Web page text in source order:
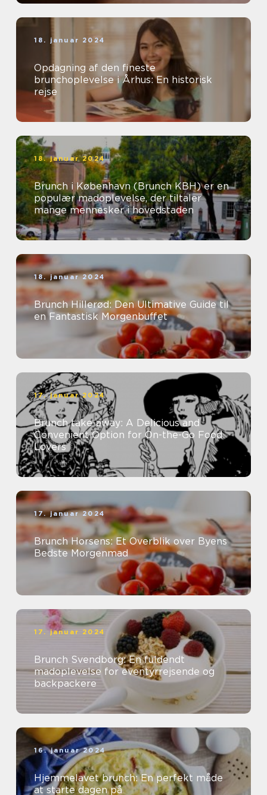
18. januar 2024
Opdagning af den fineste
brunchoplevelse i Århus: En historisk
rejse
18. januar 2024
Brunch i København (Brunch KBH) er en
populær madoplevelse, der tiltaler
mange mennesker i hovedstaden
18. januar 2024
Brunch Hillerød: Den Ultimative Guide til
en Fantastisk Morgenbuffet
17. januar 2024
Brunch take-away: A Delicious and
Convenient Option for On-the-Go Food
Lovers
17. januar 2024
Brunch Horsens: Et Overblik over Byens
Bedste Morgenmad
17. januar 2024
Brunch Svendborg: En fuldendt
madoplevelse for eventyrrejsende og
backpackere
16. januar 2024
Hjemmelavet brunch: En perfekt måde
at starte dagen på